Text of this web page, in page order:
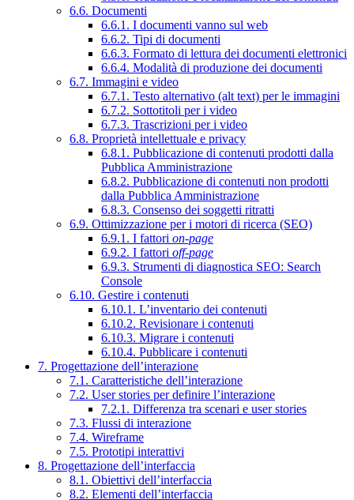
6.6. Documenti
6.6.1. I documenti vanno sul web
6.6.2. Tipi di documenti
6.6.3. Formato di lettura dei documenti elettronici
6.6.4. Modalità di produzione dei documenti
6.7. Immagini e video
6.7.1. Testo alternativo (alt text) per le immagini
6.7.2. Sottotitoli per i video
6.7.3. Trascrizioni per i video
6.8. Proprietà intellettuale e privacy
6.8.1. Pubblicazione di contenuti prodotti dalla
Pubblica Amministrazione
6.8.2. Pubblicazione di contenuti non prodotti
dalla Pubblica Amministrazione
6.8.3. Consenso dei soggetti ritratti
6.9. Ottimizzazione per i motori di ricerca (SEO)
6.9.1. I fattori on-page
6.9.2. I fattori off-page
6.9.3. Strumenti di diagnostica SEO: Search
Console
6.10. Gestire i contenuti
6.10.1. L’inventario dei contenuti
6.10.2. Revisionare i contenuti
6.10.3. Migrare i contenuti
6.10.4. Pubblicare i contenuti
7. Progettazione dell’interazione
7.1. Caratteristiche dell’interazione
7.2. User stories per definire l’interazione
7.2.1. Differenza tra scenari e user stories
7.3. Flussi di interazione
7.4. Wireframe
7.5. Prototipi interattivi
8. Progettazione dell’interfaccia
8.1. Obiettivi dell’interfaccia
8.2. Elementi dell’interfaccia